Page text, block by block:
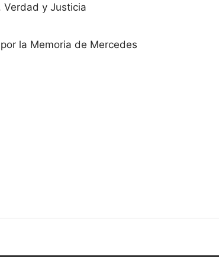
Verdad y Justicia
la Memoria de Mercedes